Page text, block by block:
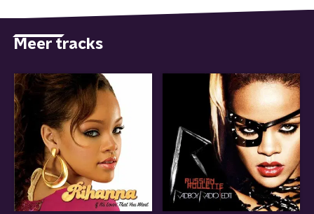
Meer tracks